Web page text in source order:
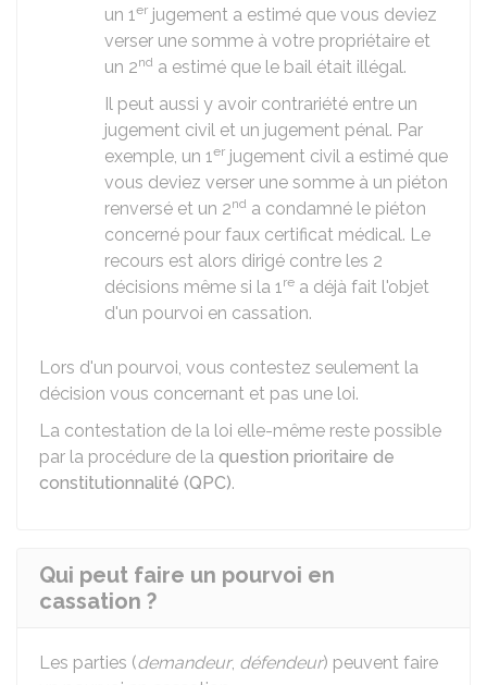
un 1er jugement a estimé que vous deviez
verser une somme à votre propriétaire et
un 2nd a estimé que le bail était illégal.
Il peut aussi y avoir contrariété entre un
jugement civil et un jugement pénal. Par
exemple, un 1er jugement civil a estimé que
vous deviez verser une somme à un piéton
renversé et un 2nd a condamné le piéton
concerné pour faux certificat médical. Le
recours est alors dirigé contre les 2
décisions même si la 1re a déjà fait l'objet
d'un pourvoi en cassation.
Lors d'un pourvoi, vous contestez seulement la
décision vous concernant et pas une loi.
La contestation de la loi elle-même reste possible
par la procédure de la question prioritaire de
constitutionnalité (QPC).
Qui peut faire un pourvoi en
cassation ?
Les parties (demandeur, défendeur) peuvent faire